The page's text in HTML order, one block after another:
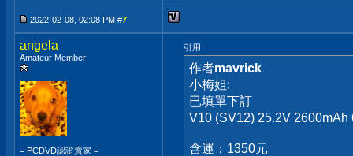
2022-02-08, 02:08 PM #7
angela
Amateur Member
= PCDVD認證賣家 =
引用:
作者mavrick
小梅姐:
已填單下訂
V10 (SV12) 25.2V 2600mAh
含運：1350元